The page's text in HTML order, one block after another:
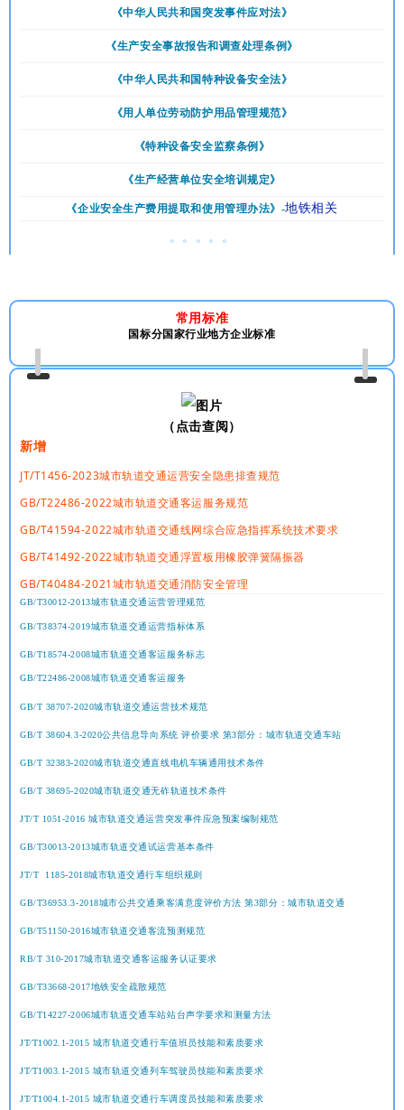
《中华人民共和国突发事件应对法》
《生产安全事故报告和调查处理条例》
《中华人民共和国特种设备安全法》
《用人单位劳动防护用品管理规范》
《特种设备安全监察条例》
《生产经营单位安全培训规定》
《企业安全生产费用提取和使用管理办法》-地铁相关
。。。。。
常用标准
国标分国家行业地方企业标准
（点击查阅）
新增
JT/T1456-2023城市轨道交通运营安全隐患排查规范
GB/T22486-2022城市轨道交通客运服务规范
GB/T41594-2022城市轨道交通线网综合应急指挥系统技术要求
GB/T41492-2022城市轨道交通浮置板用橡胶弹簧隔振器
GB/T40484-2021城市轨道交通消防安全管理
GB/T30012-2013城市轨道交通运营管理规范
GB/T38374-2019城市轨道交通运营指标体系
GB/T18574-2008城市轨道交通客运服务标志
GB/T22486-2008城市轨道交通客运服务
GB/T 38707-2020城市轨道交通运营技术规范
GB/T 38604.3-2020公共信息导向系统 评价要求 第3部分：城市轨道交通车站
GB/T 32383-2020城市轨道交通直线电机车辆通用技术条件
GB/T 38695-2020城市轨道交通无砟轨道技术条件
JT/T 1051-2016 城市轨道交通运营突发事件应急预案编制规范
GB/T30013-2013城市轨道交通试运营基本条件
JT/T 1185-2018城市轨道交通行车组织规则
GB/T36953.3-2018城市公共交通乘客满意度评价方法 第3部分：城市轨道交通
GB/T51150-2016城市轨道交通客流预测规范
RB/T 310-2017城市轨道交通客运服务认证要求
GB/T33668-2017地铁安全疏散规范
GB/T14227-2006城市轨道交通车站站台声学要求和测量方法
JT∕T1002.1-2015 城市轨道交通行车值班员技能和素质要求
JT∕T1003.1-2015 城市轨道交通列车驾驶员技能和素质要求
JT∕T1004.1-2015 城市轨道交通行车调度员技能和素质要求